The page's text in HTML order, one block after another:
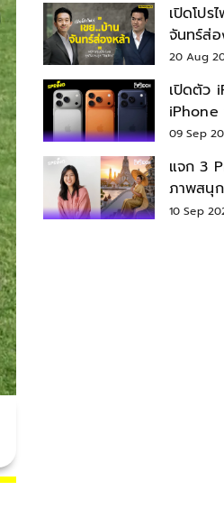
เปิดโปร
จันทร์ส่
บังเหียน
"ชินวัตร"
20 Aug
เปิดตัว
iPhone
iPhone
09 Sep
แจก 3
ภาพสนุก
Nano
10 Sep